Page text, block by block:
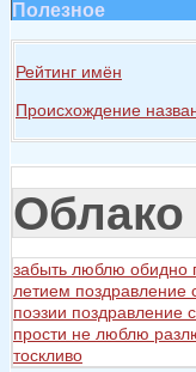
Полезное
Рейтинг имён
Происхождение
Облако
забыть люблю обидно
летием поздравление
поэзии поздравление
прости не люблю
тоскливо